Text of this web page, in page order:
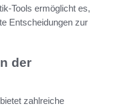
Tools ermöglicht es,
Entscheidungen zur
der
zahlreiche